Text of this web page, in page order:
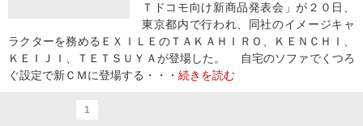
Ｔドコモ向け新商品発表会」が２０日、
東京都内で行われ、同社のイメージキャ
ラクターを務めるＥＸＩＬＥのＴＡＫＡＨＩＲＯ、ＫＥＮＣＨＩ、
ＫＥＩＪＩ、ＴＥＴＳＵＹＡが登場した。 自宅のソファでくつろ
ぐ設定で新ＣＭに登場する・・・ 続きを読む
1